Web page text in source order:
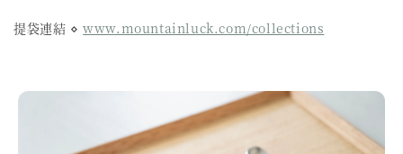
提袋連結 ⋄www.mountainluck.com/collections